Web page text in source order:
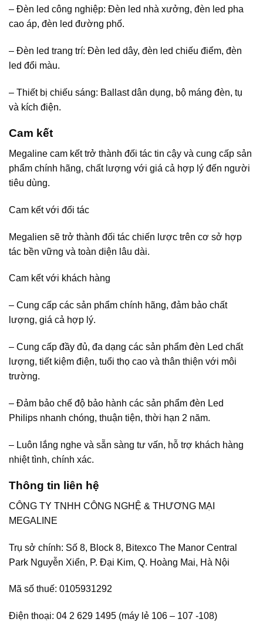
– Đèn led công nghiệp: Đèn led nhà xưởng, đèn led pha
cao áp, đèn led đường phố.
– Đèn led trang trí: Đèn led dây, đèn led chiếu điểm, đèn
led đổi màu.
– Thiết bị chiếu sáng: Ballast dân dụng, bộ máng đèn, tụ
và kích điện.
Cam kết
Megaline cam kết trở thành đối tác tin cậy và cung cấp sản
phẩm chính hãng, chất lượng với giá cả hợp lý đến người
tiêu dùng.
Cam kết với đối tác
Megalien sẽ trở thành đối tác chiến lược trên cơ sở hợp
tác bền vững và toàn diện lâu dài.
Cam kết với khách hàng
– Cung cấp các sản phẩm chính hãng, đảm bảo chất
lượng, giá cả hợp lý.
– Cung cấp đầy đủ, đa dạng các sản phẩm đèn Led chất
lượng, tiết kiệm điện, tuổi thọ cao và thân thiện với môi
trường.
– Đảm bảo chế độ bảo hành các sản phẩm đèn Led
Philips nhanh chóng, thuận tiện, thời hạn 2 năm.
– Luôn lắng nghe và sẵn sàng tư vấn, hỗ trợ khách hàng
nhiệt tình, chính xác.
Thông tin liên hệ
CÔNG TY TNHH CÔNG NGHỆ & THƯƠNG MẠI
MEGALINE
Trụ sở chính: Số 8, Block 8, Bitexco The Manor Central
Park Nguyễn Xiển, P. Đại Kim, Q. Hoàng Mai, Hà Nội
Mã số thuế: 0105931292
Điện thoại: 04 2 629 1495 (máy lẻ 106 – 107 -108)